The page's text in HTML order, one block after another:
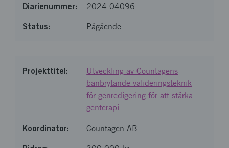
2024-04096
Pågående
Utveckling av Countagens
banbrytande valideringsteknik
för genredigering för att stärka
genterapi
Countagen AB